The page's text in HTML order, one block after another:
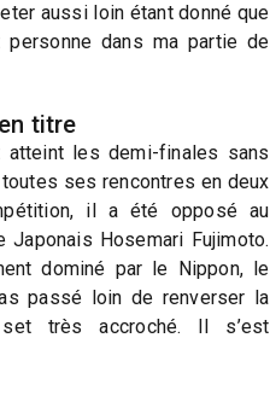
aussi loin étant donné que
dans ma partie de
titre
atteint les demi-finales sans
ses rencontres en deux
il a été opposé au
Japonais Hosemari Fujimoto.
dominé par le Nippon, le
passé loin de renverser la
très accroché. Il s’est